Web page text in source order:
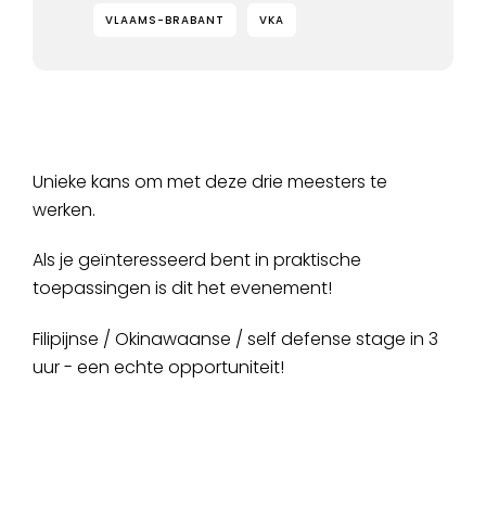
VLAAMS-BRABANT VKA
Unieke kans om met deze drie meesters te
werken.
Als je geïnteresseerd bent in praktische
toepassingen is dit het evenement!
Filipijnse / Okinawaanse / self defense stage in 3
uur - een echte opportuniteit!